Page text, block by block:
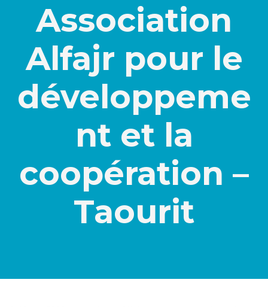
Association
Alfajr pour le
développeme
nt et la
coopération –
Taourit